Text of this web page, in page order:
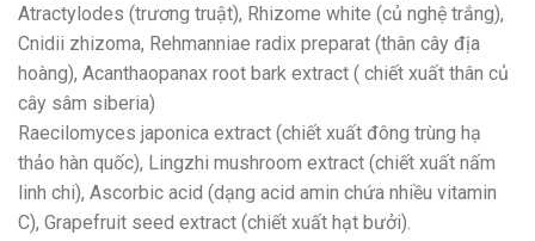
Atractylodes (trương truật), Rhizome white (củ nghệ trắng),
Cnidii zhizoma, Rehmanniae radix preparat (thân cây địa
hoàng), Acanthaopanax root bark extract ( chiết xuất thân củ
cây sâm siberia)
Raecilomyces japonica extract (chiết xuất đông trùng hạ
thảo hàn quốc), Lingzhi mushroom extract (chiết xuất nấm
linh chi), Ascorbic acid (dạng acid amin chứa nhiều vitamin
C), Grapefruit seed extract (chiết xuất hạt bưởi).